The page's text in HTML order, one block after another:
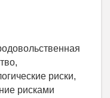
риски,
рисками